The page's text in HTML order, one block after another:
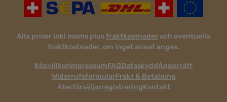
Alla priser inkl moms plusfraktkostnader och eventuella
fraktkostnader, om inget annat anges.
KöpvillkorImpressumFAQDataskyddÅngerrätt
WiderrufsformularFrakt & Betalning
ÅterförsäljarregistreringKontakt